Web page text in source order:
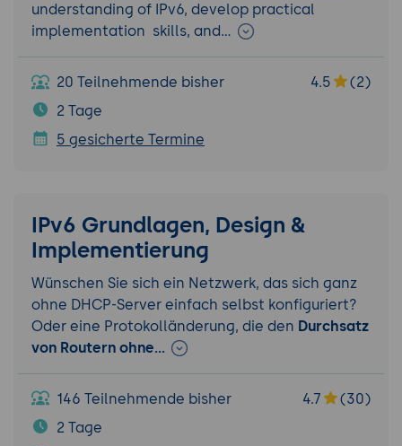
understanding of IPv6, develop practical
implementation skills, and…
20 Teilnehmende bisher 4.5
(2)
2 Tage
5 gesicherte Termine
IPv6 Grundlagen, Design &
Implementierung
Wünschen Sie sich ein Netzwerk, das sich ganz
ohne DHCP-Server einfach selbst konfiguriert?
Oder eine Protokolländerung, die den Durchsatz
von Routern ohne…
146 Teilnehmende bisher 4.7
(30)
2 Tage